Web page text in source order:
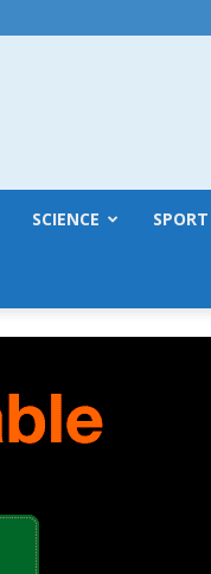
SCIENCE SPORT